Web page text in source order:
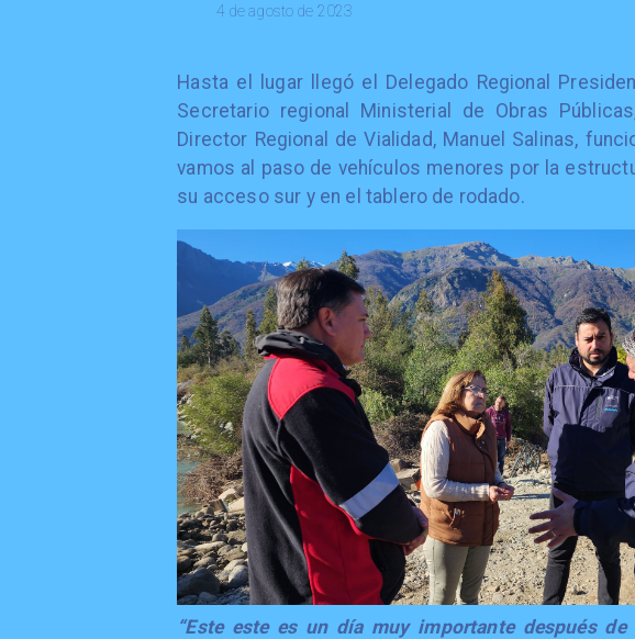
4 de agosto de 2023
Hasta el lugar llegó el Delegado Regional
Secretario regional Ministerial de Obras
Director Regional de Vialidad, Manuel Salinas,
vamos al paso de vehículos menores por la
su acceso sur y en el tablero de rodado.
“Este este es un día muy importante después